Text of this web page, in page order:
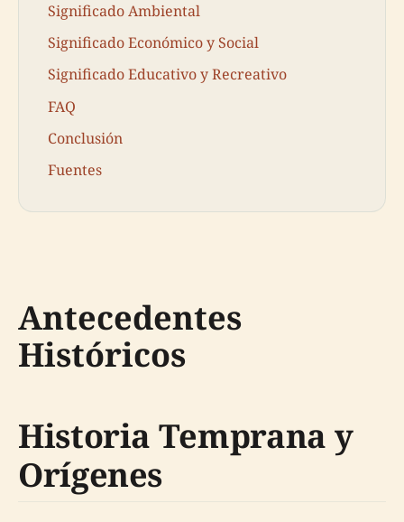
Significado Ambiental
Significado Económico y Social
Significado Educativo y Recreativo
FAQ
Conclusión
Fuentes
Antecedentes
Históricos
Historia Temprana y
Orígenes